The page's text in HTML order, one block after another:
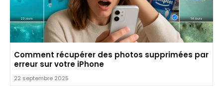
Comment récupérer des photos supprimées par
erreur sur votre iPhone
22 septembre 2025